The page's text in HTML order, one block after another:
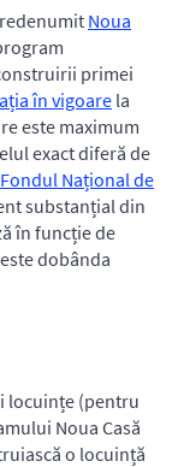
Noua
primei
în vigoarela
este maximum
exact diferă de
Fondul Național de
substanțial din
în funcție de
dobânda
locuințe (pentru
Noua Casă
o locuință